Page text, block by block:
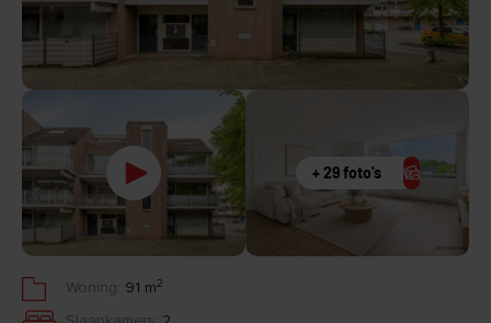
+ 29 foto's
Woning: 91 m 2